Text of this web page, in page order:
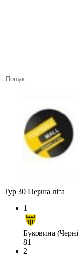
Тур 30 Перша ліга
1
Буковина
81
2